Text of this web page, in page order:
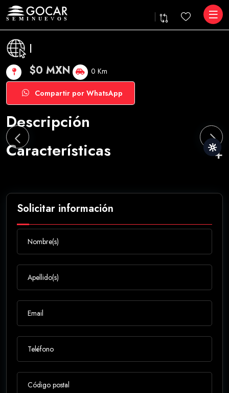
|
$0 MXN 0 Km
Compartir por WhatsApp
Descripción
Características
Solicitar información